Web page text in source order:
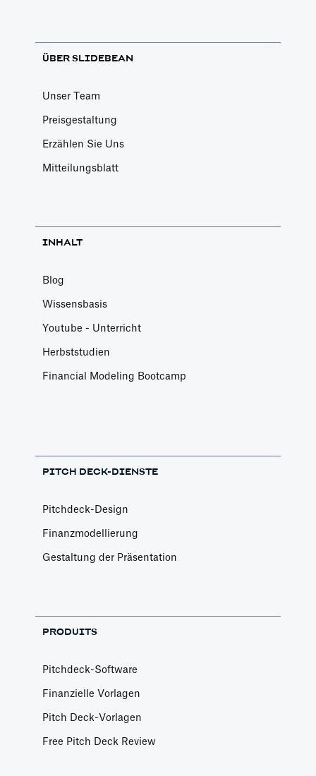
ÜBER SLIDEBEAN
Unser Team
Preisgestaltung
Erzählen Sie Uns
Mitteilungsblatt
INHALT
Blog
Wissensbasis
Youtube - Unterricht
Herbststudien
Financial Modeling Bootcamp
PITCH DECK-DIENSTE
Pitchdeck-Design
Finanzmodellierung
Gestaltung der Präsentation
PRODUITS
Pitchdeck-Software
Finanzielle Vorlagen
Pitch Deck-Vorlagen
Free Pitch Deck Review